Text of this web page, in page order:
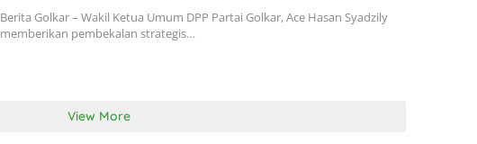
Berita Golkar – Wakil Ketua Umum DPP Partai Golkar, Ace Hasan Syadzily
memberikan pembekalan strategis…
View More